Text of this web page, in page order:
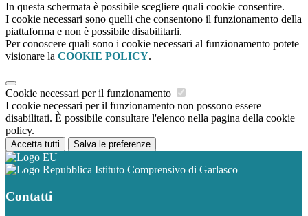
In questa schermata è possibile scegliere quali cookie consentire.
I cookie necessari sono quelli che consentono il funzionamento della
piattaforma e non è possibile disabilitarli.
Per conoscere quali sono i cookie necessari al funzionamento potete
visionare la COOKIE POLICY.
Cookie necessari per il funzionamento
I cookie necessari per il funzionamento non possono essere
disabilitati. È possibile consultare l'elenco nella pagina della cookie
policy.
Accetta tutti Salva le preferenze
Istituto Comprensivo di Garlasco
Contatti